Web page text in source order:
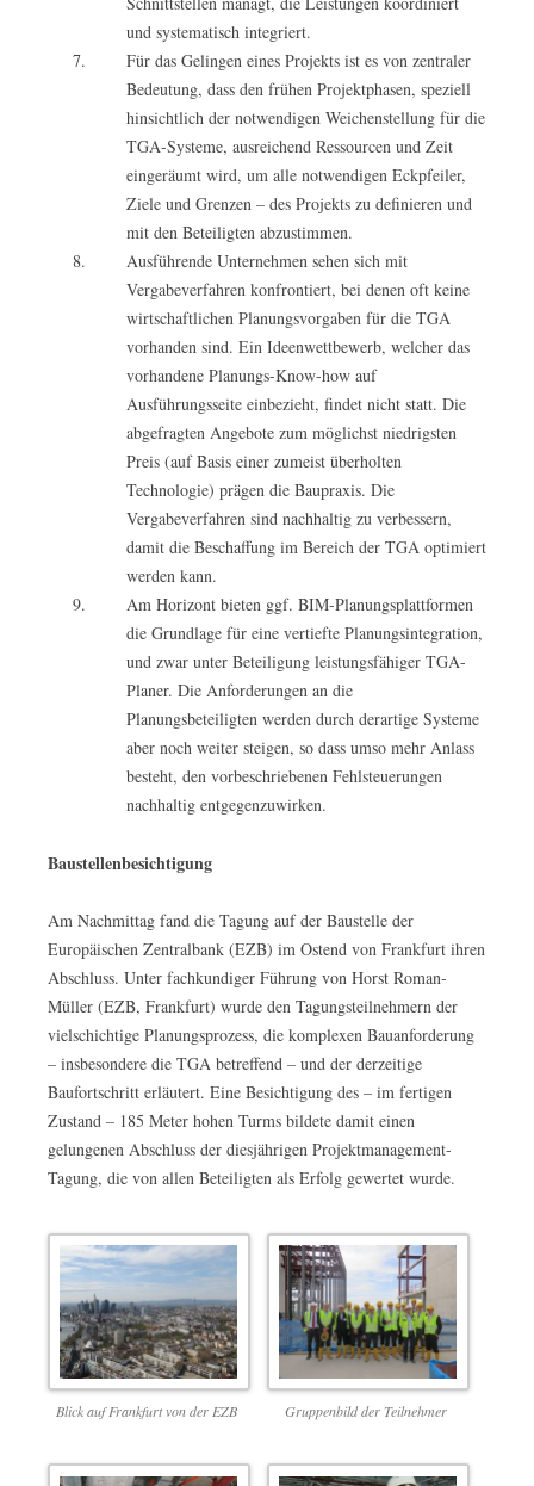
und systematisch integriert.
Für das Gelingen eines Projekts ist es von zentraler
Bedeutung, dass den frühen Projektphasen, speziell
hinsichtlich der notwendigen Weichenstellung für die
TGA-Systeme, ausreichend Ressourcen und Zeit
eingeräumt wird, um alle notwendigen Eckpfeiler,
Ziele und Grenzen – des Projekts zu definieren und
mit den Beteiligten abzustimmen.
Ausführende Unternehmen sehen sich mit
Vergabeverfahren konfrontiert, bei denen oft keine
wirtschaftlichen Planungsvorgaben für die TGA
vorhanden sind. Ein Ideenwettbewerb, welcher das
vorhandene Planungs-Know-how auf
Ausführungsseite einbezieht, findet nicht statt. Die
abgefragten Angebote zum möglichst niedrigsten
Preis (auf Basis einer zumeist überholten
Technologie) prägen die Baupraxis. Die
Vergabeverfahren sind nachhaltig zu verbessern,
damit die Beschaffung im Bereich der TGA optimiert
werden kann.
Am Horizont bieten ggf. BIM-Planungsplattformen
die Grundlage für eine vertiefte Planungsintegration,
und zwar unter Beteiligung leistungsfähiger TGA-
Planer. Die Anforderungen an die
Planungsbeteiligten werden durch derartige Systeme
aber noch weiter steigen, so dass umso mehr Anlass
besteht, den vorbeschriebenen Fehlsteuerungen
nachhaltig entgegenzuwirken.
Baustellenbesichtigung
Am Nachmittag fand die Tagung auf der Baustelle der
Europäischen Zentralbank (EZB) im Ostend von Frankfurt ihren
Abschluss. Unter fachkundiger Führung von Horst Roman-
Müller (EZB, Frankfurt) wurde den Tagungsteilnehmern der
vielschichtige Planungsprozess, die komplexen Bauanforderung
– insbesondere die TGA betreffend – und der derzeitige
Baufortschritt erläutert. Eine Besichtigung des – im fertigen
Zustand – 185 Meter hohen Turms bildete damit einen
gelungenen Abschluss der diesjährigen Projektmanagement-
Tagung, die von allen Beteiligten als Erfolg gewertet wurde.
Blick auf Frankfurt von der EZB Gruppenbild der Teilnehmer